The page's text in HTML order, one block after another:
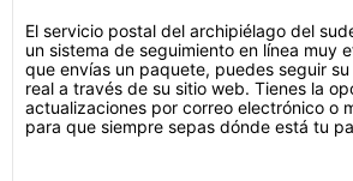
El servicio postal del archipiélago del
un sistema de seguimiento en línea muy
que envías un paquete, puedes seguir
real a través de su sitio web. Tienes la
actualizaciones por correo electrónico o
para que siempre sepas dónde está tu